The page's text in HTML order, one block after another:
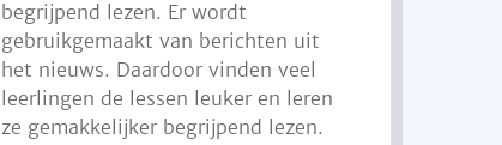
begrijpend lezen. Er wordt
gebruikgemaakt van berichten uit
het nieuws. Daardoor vinden veel
leerlingen de lessen leuker en leren
ze gemakkelijker begrijpend lezen.